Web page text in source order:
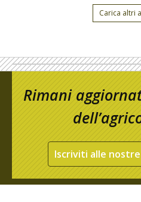
Carica altri
Rimani
Iscriviti alle